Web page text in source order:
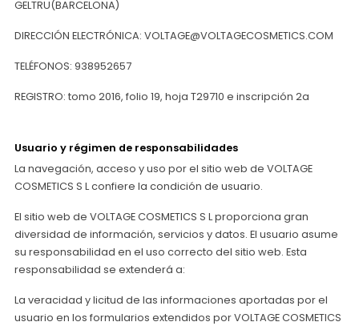
GELTRU(BARCELONA)
DIRECCIÓN ELECTRÓNICA: VOLTAGE@VOLTAGECOSMETICS.COM
TELÉFONOS: 938952657
REGISTRO: tomo 2016, folio 19, hoja T29710 e inscripción 2a
Usuario y régimen de responsabilidades
La navegación, acceso y uso por el sitio web de VOLTAGE
COSMETICS S L confiere la condición de usuario.
El sitio web de VOLTAGE COSMETICS S L proporciona gran
diversidad de información, servicios y datos. El usuario asume
su responsabilidad en el uso correcto del sitio web. Esta
responsabilidad se extenderá a:
La veracidad y licitud de las informaciones aportadas por el
usuario en los formularios extendidos por VOLTAGE COSMETICS